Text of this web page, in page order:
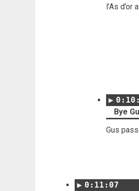
l’As d’or
Bye
Gus
0:11:07